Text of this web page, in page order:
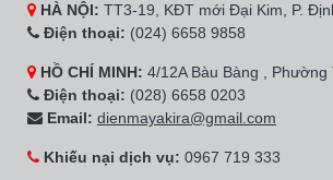
HÀ NỘI: TT3-19, KĐT mới Đại Kim, P.
Điện thoại: (024) 6658 9858
HỒ CHÍ MINH: 4/12A Bàu Bàng , Phường
Điện thoại: (028) 6658 0203
Email: dienmayakira@gmail.com
Khiếu nại dịch vụ: 0967 719 333